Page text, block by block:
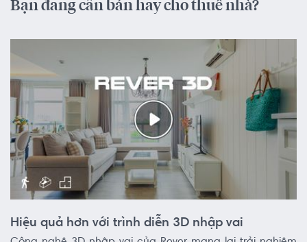
Bạn đang cần bán hay cho thuê nhà?
Hiệu quả hơn với trình diễn 3D nhập vai